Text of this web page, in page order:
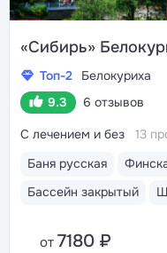
«Сибирь»
Топ-2 Белокуриха
9.3
6 отзывов
Баня русская
Бассейн закрытый
С лечением и без 13
от 7180 ₽